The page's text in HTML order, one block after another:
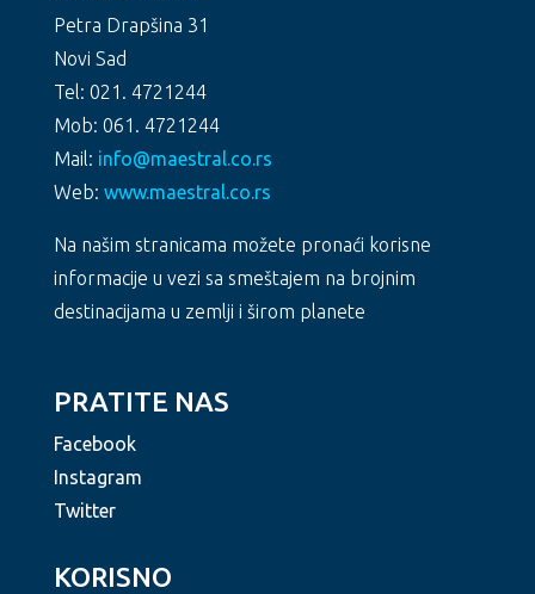
Petra Drapšina 31
Novi Sad
Tel: 021. 4721244
Mob: 061. 4721244
Mail: info@maestral.co.rs
Web: www.maestral.co.rs
Na našim stranicama možete pronaći korisne
informacije u vezi sa smeštajem na brojnim
destinacijama u zemlji i širom planete
PRATITE NAS
Facebook
Instagram
Twitter
KORISNO